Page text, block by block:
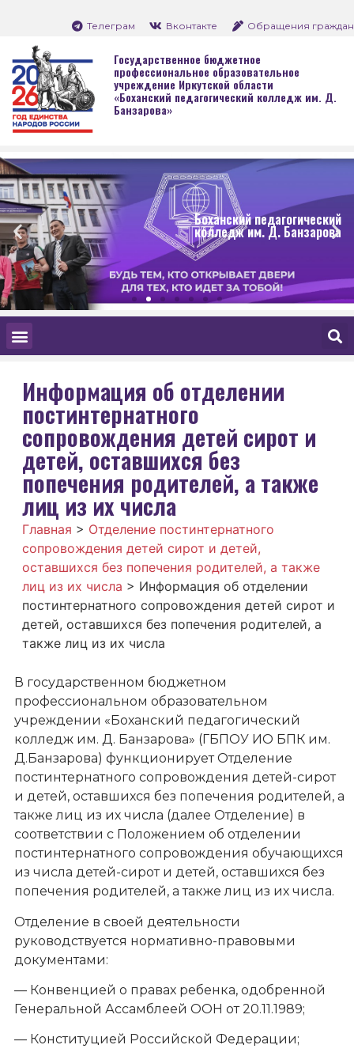
Телеграм Вконтакте Обращения граждан
Государственное бюджетное
профессиональное образовательное
учреждение Иркутской области
«Боханский педагогический колледж им. Д.
Банзарова»
Боханский педагогический
колледж им. Д. Банзарова
Информация об отделении
постинтернатного
сопровождения детей сирот и
детей, оставшихся без
попечения родителей, а также
лиц из их числа
Главная > Отделение постинтернатного
сопровождения детей сирот и детей,
оставшихся без попечения родителей, а также
лиц из их числа > Информация об отделении
постинтернатного сопровождения детей сирот и
детей, оставшихся без попечения родителей, а
также лиц из их числа
В государственном бюджетном
профессиональном образовательном
учреждении «Боханский педагогический
колледж им. Д. Банзарова» (ГБПОУ ИО БПК им.
Д.Банзарова) функционирует Отделение
постинтернатного сопровождения детей-сирот
и детей, оставшихся без попечения родителей, а
также лиц из их числа (далее Отделение) в
соответствии с Положением об отделении
постинтернатного сопровождения обучающихся
из числа детей-сирот и детей, оставшихся без
попечения родителей, а также лиц из их числа.
Отделение в своей деятельности
руководствуется нормативно-правовыми
документами:
— Конвенцией о правах ребенка, одобренной
Генеральной Ассамблеей ООН от 20.11.1989;
— Конституцией Российской Федерации;